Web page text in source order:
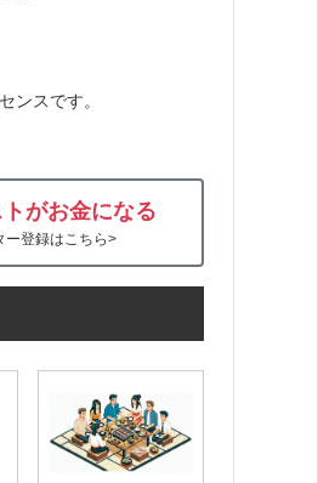
ンスです。
がお金になる
ー登録はこちら>